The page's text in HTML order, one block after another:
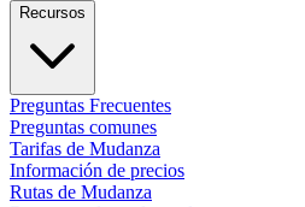
Recursos
Preguntas Frecuentes
Preguntas comunes
Tarifas de Mudanza
Información de precios
Rutas de Mudanza